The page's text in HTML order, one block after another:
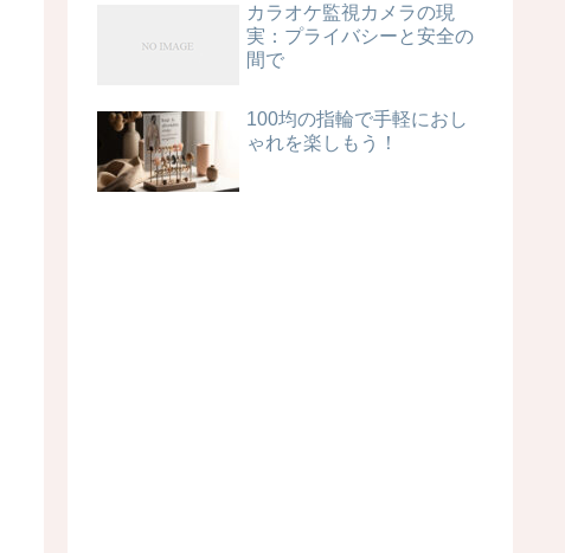
カラオケ監視カメラの現
実：プライバシーと安全の
間で
100均の指輪で手軽におし
ゃれを楽しもう！